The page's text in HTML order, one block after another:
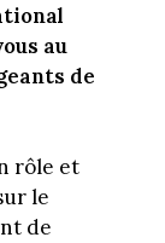
au
de
rôle et
le
de